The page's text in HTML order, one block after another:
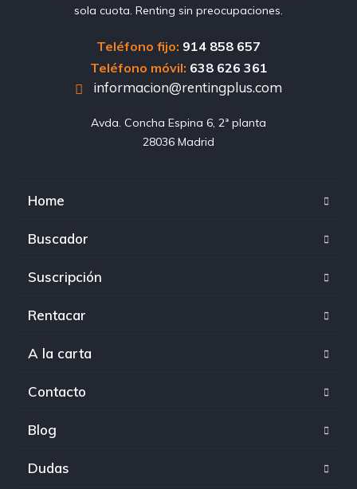
sola cuota. Renting sin preocupaciones.
Teléfono fijo: 914 858 657
Teléfono móvil: 638 626 361
informacion@rentingplus.com
Avda. Concha Espina 6, 2ª planta
28036 Madrid
Home
Buscador
Suscripción
Rentacar
A la carta
Contacto
Blog
Dudas